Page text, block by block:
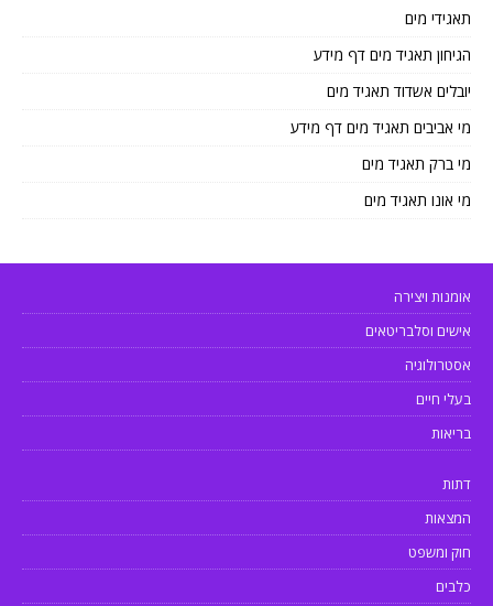
תאגידי מים
הגיחון תאגיד מים דף מידע
יובלים אשדוד תאגיד מים
מי אביבים תאגיד מים דף מידע
מי ברק תאגיד מים
מי אונו תאגיד מים
אומנות ויצירה
אישים וסלבריטאים
אסטרולוגיה
בעלי חיים
בריאות
דתות
המצאות
חוק ומשפט
כלבים